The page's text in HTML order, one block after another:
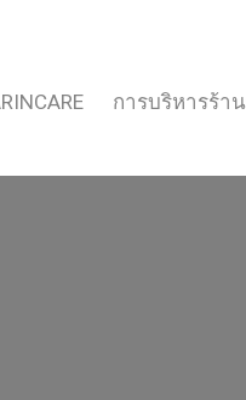
การบริหารร้า